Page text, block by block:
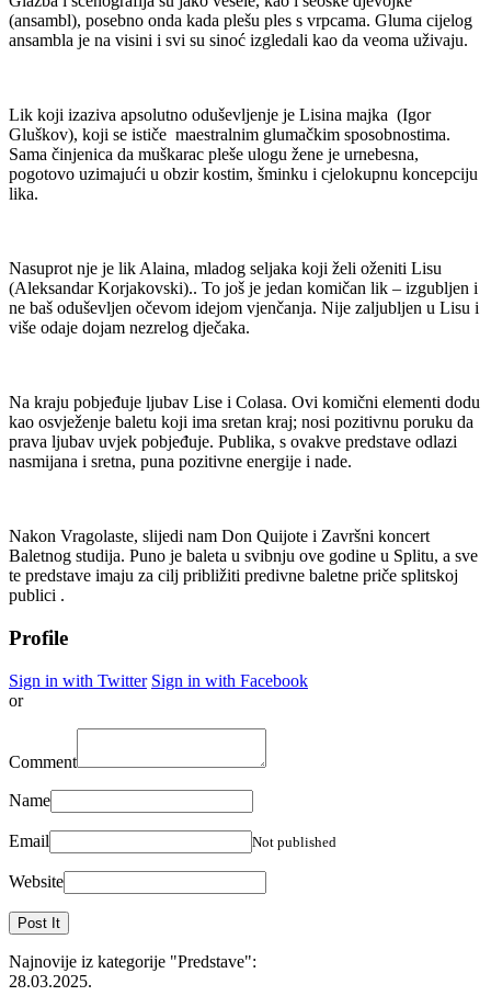
(ansambl), posebno onda kada plešu ples s vrpcama. Gluma cijelog
ansambla je na visini i svi su sinoć izgledali kao da veoma uživaju.
Lik koji izaziva apsolutno oduševljenje je Lisina majka (Igor
Gluškov), koji se ističe maestralnim glumačkim sposobnostima.
Sama činjenica da muškarac pleše ulogu žene je urnebesna,
pogotovo uzimajući u obzir kostim, šminku i cjelokupnu koncepciju
lika.
Nasuprot nje je lik Alaina, mladog seljaka koji želi oženiti Lisu
(Aleksandar Korjakovski).. To još je jedan komičan lik – izgubljen i
ne baš oduševljen očevom idejom vjenčanja. Nije zaljubljen u Lisu i
više odaje dojam nezrelog dječaka.
Na kraju pobjeđuje ljubav Lise i Colasa. Ovi komični elementi dodu
kao osvježenje baletu koji ima sretan kraj; nosi pozitivnu poruku da
prava ljubav uvjek pobjeđuje. Publika, s ovakve predstave odlazi
nasmijana i sretna, puna pozitivne energije i nade.
Nakon Vragolaste, slijedi nam Don Quijote i Završni koncert
Baletnog studija. Puno je baleta u svibnju ove godine u Splitu, a sve
te predstave imaju za cilj približiti predivne baletne priče splitskoj
publici .
Profile
Sign in with Twitter Sign in with Facebook
or
Comment
Name
Email Not published
Website
Najnovije iz kategorije "Predstave":
28.03.2025.